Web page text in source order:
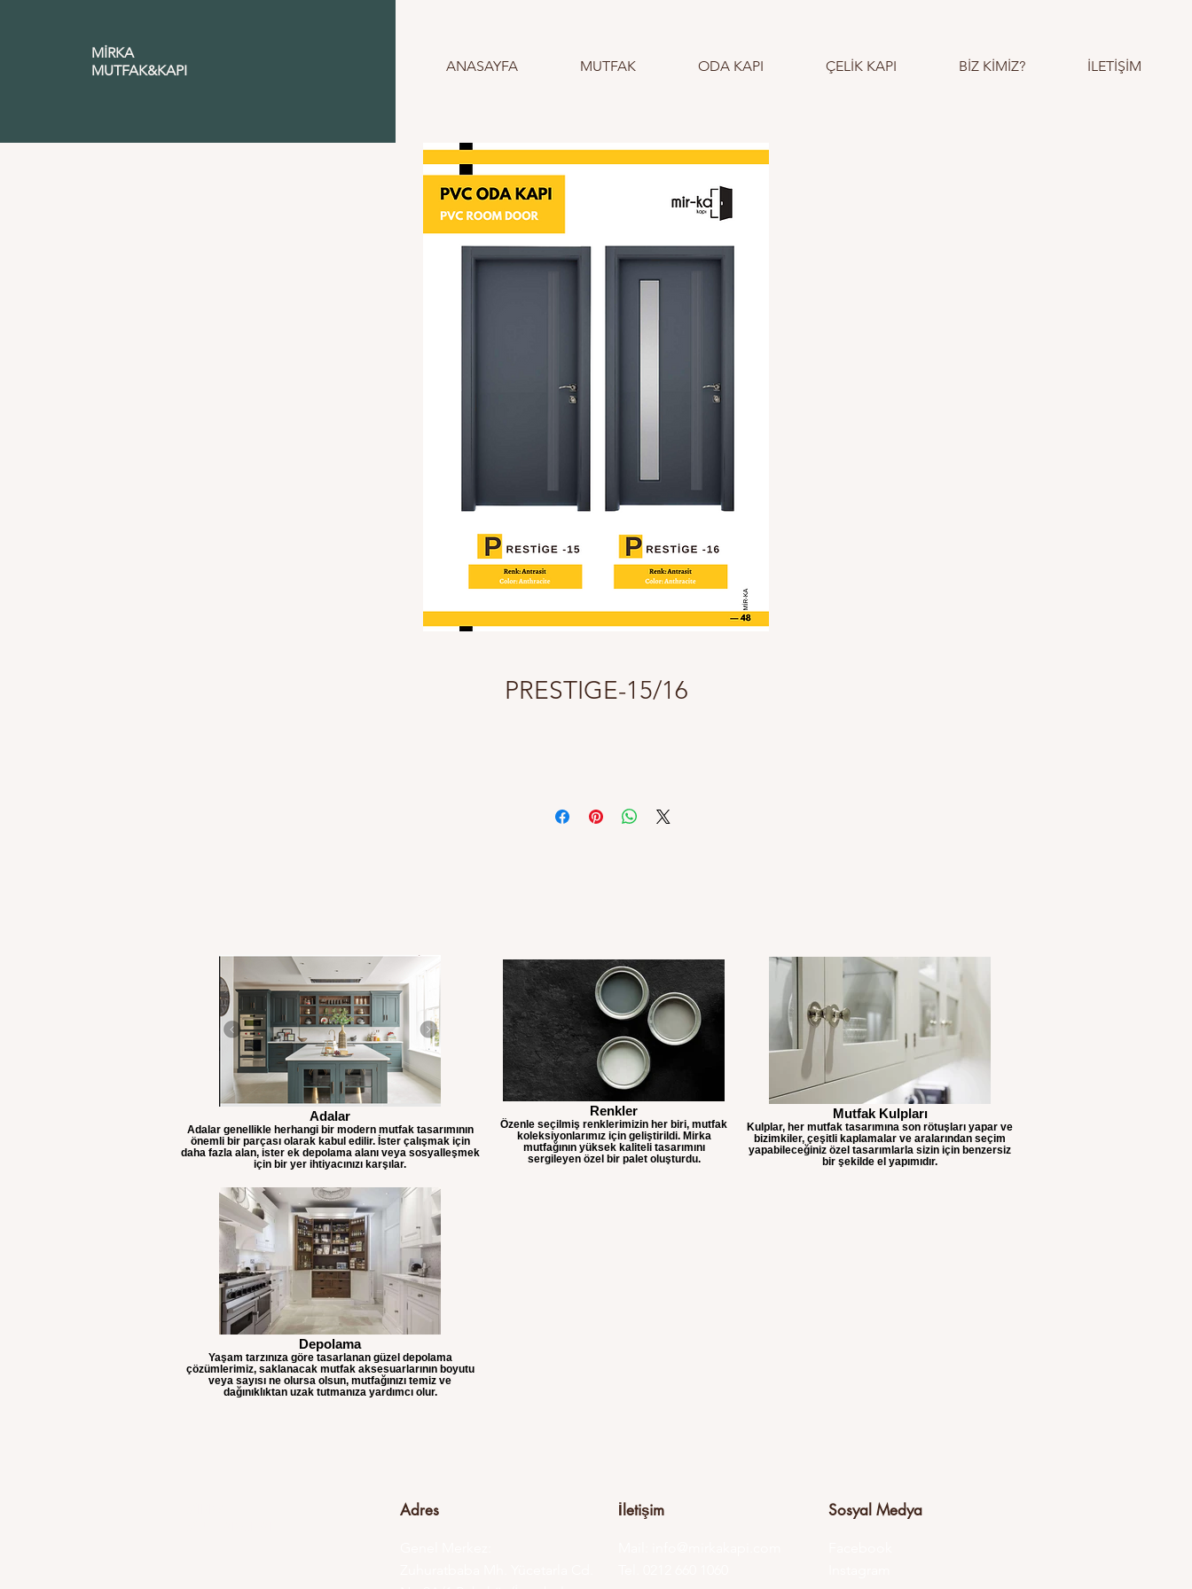
MİRKA
MUTFAK&KAPI
ANASAYFA MUTFAK ODA KAPI ÇELİK KAPI BİZ KİMİZ? İLETİŞİM
PRESTIGE-15/16
Adalar
Adalar genellikle herhangi bir modern mutfak tasarımının
önemli bir parçası olarak kabul edilir. İster çalışmak için
daha fazla alan, ister ek depolama alanı veya sosyalleşmek
için bir yer ihtiyacınızı karşılar.
Renkler
Özenle seçilmiş renklerimizin her biri, mutfak
koleksiyonlarımız için geliştirildi. Mirka
mutfağının yüksek kaliteli tasarımını
sergileyen özel bir palet oluşturdu.
Mutfak Kulpları
Kulplar, her mutfak tasarımına son rötuşları yapar ve
bizimkiler, çeşitli kaplamalar ve aralarından seçim
yapabileceğiniz özel tasarımlarla sizin için benzersiz
bir şekilde el yapımıdır.
Depolama
Yaşam tarzınıza göre tasarlanan güzel depolama
çözümlerimiz, saklanacak mutfak aksesuarlarının boyutu
veya sayısı ne olursa olsun, mutfağınızı temiz ve
dağınıklıktan uzak tutmanıza yardımcı olur.
Adres İletişim Sosyal Medya